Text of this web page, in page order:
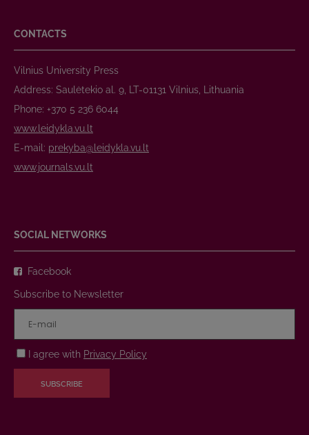
CONTACTS
Vilnius University Press
Address: Saulėtekio al. 9, LT-01131 Vilnius, Lithuania
Phone: +370 5 236 6044
www.leidykla.vu.lt
E-mail: prekyba@leidykla.vu.lt
www.journals.vu.lt
SOCIAL NETWORKS
Facebook
Subscribe to Newsletter
I agree with Privacy Policy
SUBSCRIBE